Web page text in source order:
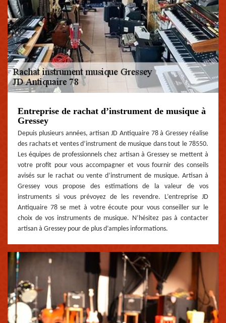
Entreprise de rachat d’instrument de musique à
Gressey
Depuis plusieurs années, artisan JD Antiquaire 78 à Gressey réalise
des rachats et ventes d’instrument de musique dans tout le 78550.
Les équipes de professionnels chez artisan à Gressey se mettent à
votre profit pour vous accompagner et vous fournir des conseils
avisés sur le rachat ou vente d’instrument de musique. Artisan à
Gressey vous propose des estimations de la valeur de vos
instruments si vous prévoyez de les revendre. L’entreprise JD
Antiquaire 78 se met à votre écoute pour vous conseiller sur le
choix de vos instruments de musique. N’hésitez pas à contacter
artisan à Gressey pour de plus d’amples informations.